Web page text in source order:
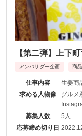
【第二弾】上下
集！
アンバサダー企画 商
仕事内容
生姜商
求める人物像
グルメ
募集人数
5人
応募締め切り日